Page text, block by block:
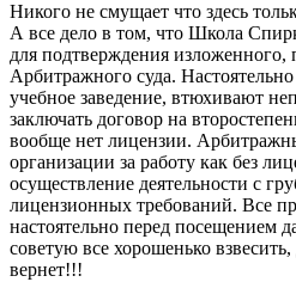
Никого не смущает что здесь
А все дело в том, что Школа
для подтверждения
Арбитражного суда.
учебное заведение, втюхивают
заключать договор на
вообще нет лицензии.
организации за работу как без
осуществление деятельности с
лицензионных требований. Все
настоятельно перед посещением
советую все хорошенько
вернет!!!